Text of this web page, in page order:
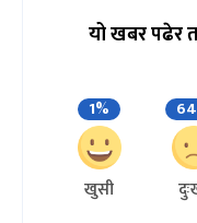
यो खबर पढेर
1%
खुसी